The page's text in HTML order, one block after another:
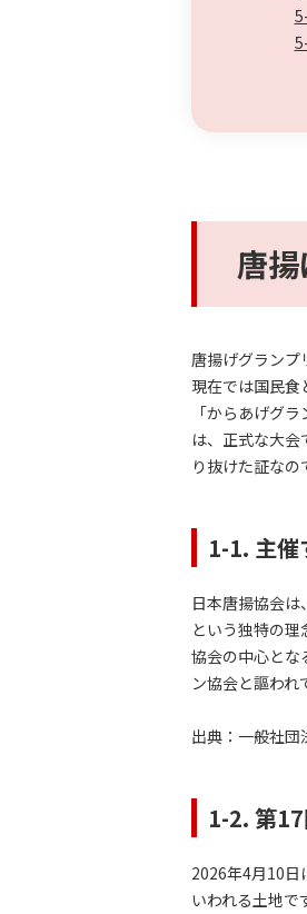
唐
唐揚げグランプ
現在では国民食
「からあげグ
は、正式な大
り抜けた証なの
1-1. 主催
日本唐揚協会
という独特の理
協会の中心とな
ン協会と謳われ
出典： 一般社団
1-2. 第
2026年4月10日
いわれる土地で